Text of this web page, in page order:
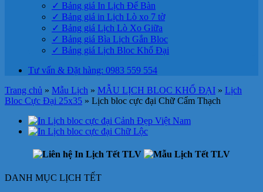
✓ Bảng giá In Lịch Để Bàn
✓ Bảng giá in Lịch Lò xo 7 tờ
✓ Bảng giá Lịch Lò Xo Giữa
✓ Bảng giá Bìa Lịch Gắn Bloc
✓ Bảng giá Lịch Bloc Khổ Đại
Tư vấn & Đặt hàng: 0983 559 554
Trang chủ » Mẫu Lịch » MẪU LỊCH BLOC KHỔ ĐẠI » Lịch
Bloc Cực Đại 25x35 » Lịch bloc cực đại Chữ Cẩm Thạch
DANH MỤC LỊCH TẾT